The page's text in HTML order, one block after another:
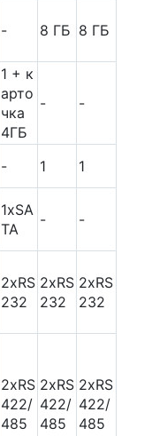
- 8 ГБ 8 ГБ
1 + к
арто
чка
4ГБ
- -
- 1 1
1xSA
TA
- -
2xRS
232
2xRS
232
2xRS
232
2xRS
422/
485
2xRS
422/
485
2xRS
422/
485